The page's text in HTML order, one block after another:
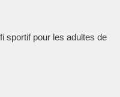
sportif pour les adultes de